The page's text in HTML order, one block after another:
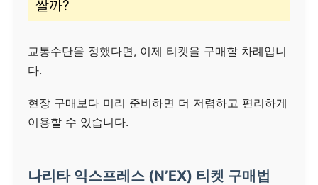
쌀까?
교통수단을 정했다면, 이제 티켓을 구매할 차례입니
다.
현장 구매보다 미리 준비하면 더 저렴하고 편리하게
이용할 수 있습니다.
나리타 익스프레스 (N’EX) 티켓 구매법